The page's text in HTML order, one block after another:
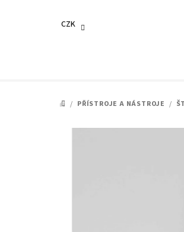
CZK
DOMŮ
/ PŘÍSTROJE A NÁSTROJE /